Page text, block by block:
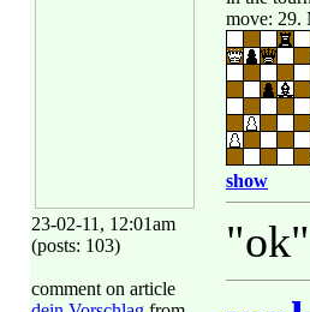
23-02-11, 12:01am
(posts: 103)
comment on article
move: 29.
show
"ok"